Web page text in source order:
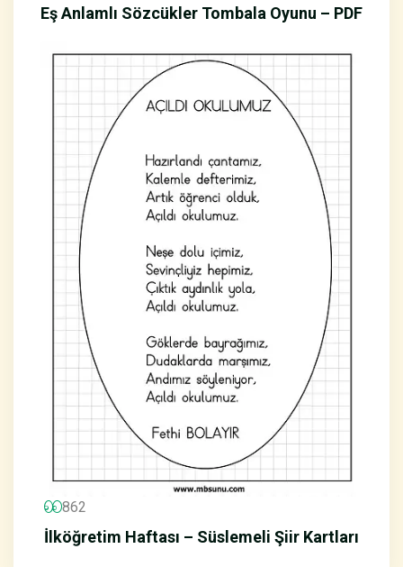
Eş Anlamlı Sözcükler Tombala Oyunu – PDF
862
İlköğretim Haftası – Süslemeli Şiir Kartları